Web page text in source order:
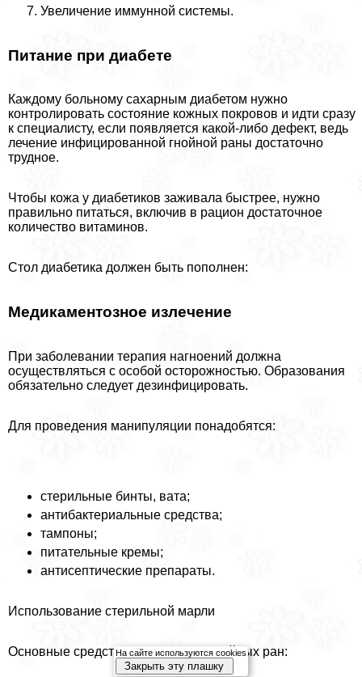
Увеличение иммунной системы.
Питание при диабете
Каждому больному сахарным диабетом нужно
контролировать состояние кожных покровов и идти сразу
к специалисту, если появляется какой-либо дефект, ведь
лечение инфицированной гнойной раны достаточно
трудное.
Чтобы кожа у диабетиков заживала быстрее, нужно
правильно питаться, включив в рацион достаточное
количество витаминов.
Стол диабетика должен быть пополнен:
Медикаментозное излечение
При заболевании терапия нагноений должна
осуществляться с особой осторожностью. Образования
обязательно следует дезинфицировать.
Для проведения манипуляции понадобятся:
стерильные бинты, вата;
антибактериальные средства;
тампоны;
питательные кремы;
антисептические препараты.
Использование стерильной марли
Основные средства для лечения гнойных ран:
На сайте используются cookies
Закрыть эту плашку